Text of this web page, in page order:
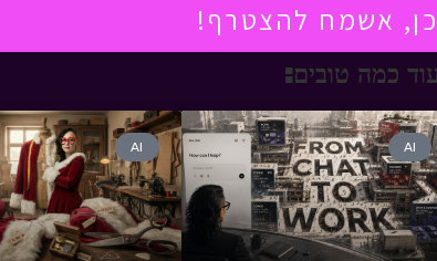
כן, אשמח להצטרף!
כמה טובים:
AI
AI